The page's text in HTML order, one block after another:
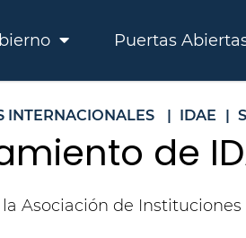
Puertas
INTERNACIONALES | IDAE |
de
Asociación de